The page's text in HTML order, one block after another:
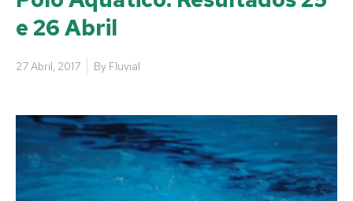
e 26 Abril
27 Abril, 2017 By Fluvial